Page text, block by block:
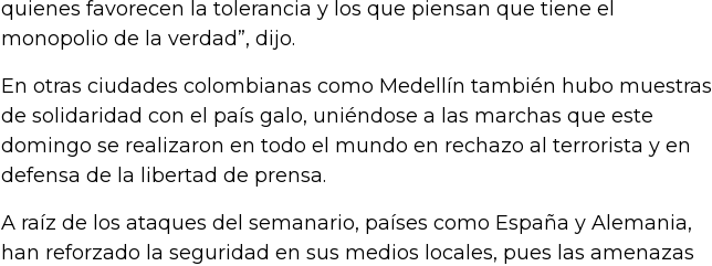
quienes favorecen la tolerancia y los que piensan que tiene el
monopolio de la verdad”, dijo.
En otras ciudades colombianas como Medellín también hubo muestras
de solidaridad con el país galo, uniéndose a las marchas que este
domingo se realizaron en todo el mundo en rechazo al terrorista y en
defensa de la libertad de prensa.
A raíz de los ataques del semanario, países como España y Alemania,
han reforzado la seguridad en sus medios locales, pues las amenazas